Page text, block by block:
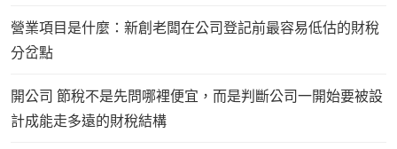
營業項目是什麼：新創老闆在公司登記前最容易低估的財稅
分岔點
開公司 節稅不是先問哪裡便宜，而是判斷公司一開始要被設
計成能走多遠的財稅結構